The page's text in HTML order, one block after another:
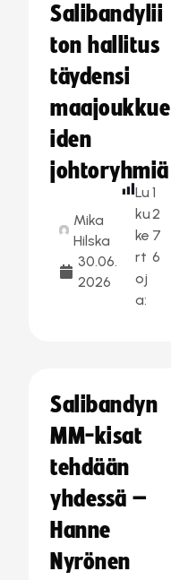
Salibandylii
ton hallitus
täydensi
maajoukkue
iden
johtoryhmiä
Mika
Hilska
30.06.
2026
Lu
ku
ke
rt
oj
a:
1
2
7
6
Salibandyn
MM-kisat
tehdään
yhdessä –
Hanne
Nyrönen